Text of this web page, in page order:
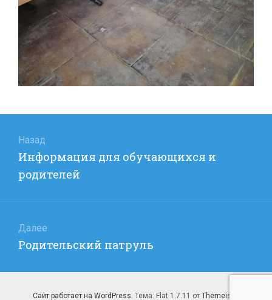
по
записям
Назад
Предыдущая
запись:
Информация для обучающихся и
родителей
Далее
Следующая
Родительский патруль
Сайт работает на WordPress. Тема: Flat 1.7.11 от Themeisle